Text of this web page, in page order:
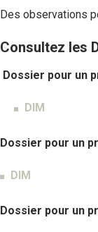
Des observations
Consultez les
Dossier pour un
DIM
Dossier pour un
DIM
Dossier pour un